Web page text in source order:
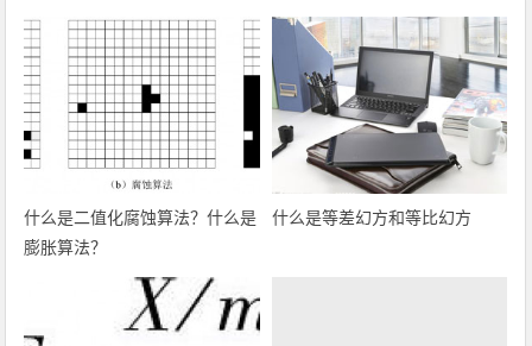
什么是二值化腐蚀算法？什么是
膨胀算法？
什么是等差幻方和等比幻方